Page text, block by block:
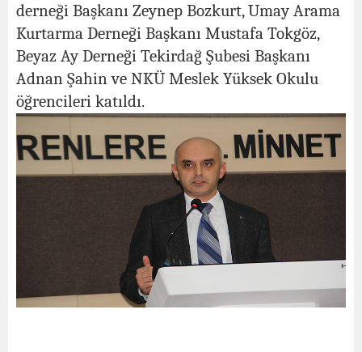
derneği Başkanı Zeynep Bozkurt, Umay Arama
Kurtarma Derneği Başkanı Mustafa Tokgöz,
Beyaz Ay Derneği Tekirdağ Şubesi Başkanı
Adnan Şahin ve NKÜ Meslek Yüksek Okulu
öğrencileri katıldı.